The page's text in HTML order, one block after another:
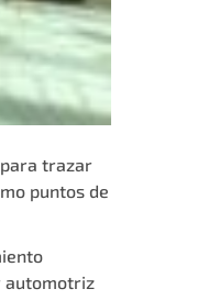
trazar
puntos de
automotriz